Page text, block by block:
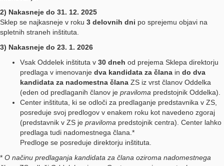
2) Nakasneje do 31. 12. 2025
Sklep se najkasneje v roku 3 delovnih dni po sprejemu objavi na
spletnih straneh inštituta.
3) Nakasneje do 23. 1. 2026
Vsak Oddelek inštituta v 30 dneh od prejema Sklepa direktorju
predlaga v imenovanje dva kandidata za člana in do dva
kandidata za nadomestna člana ZS iz vrst članov Oddelka
(eden od predlaganih članov je praviloma predstojnik Oddelka).
Center inštituta, ki se odloči za predlaganje predstavnika v ZS,
posreduje svoj predlogov v enakem roku kot navedeno zgoraj
(predstavnik v ZS je praviloma predstojnik centra). Center lahko
predlaga tudi nadomestnega člana.*
Predloge se posreduje direktorju inštituta.
* O načinu predlaganja kandidata za člana oziroma nadomestnega